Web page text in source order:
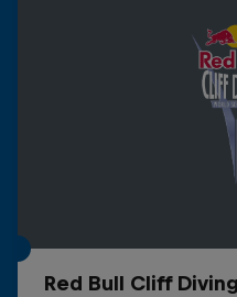
Red Bull Cliff